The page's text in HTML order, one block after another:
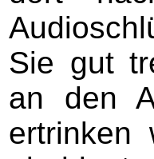
Sie gut
an den
ertrinken